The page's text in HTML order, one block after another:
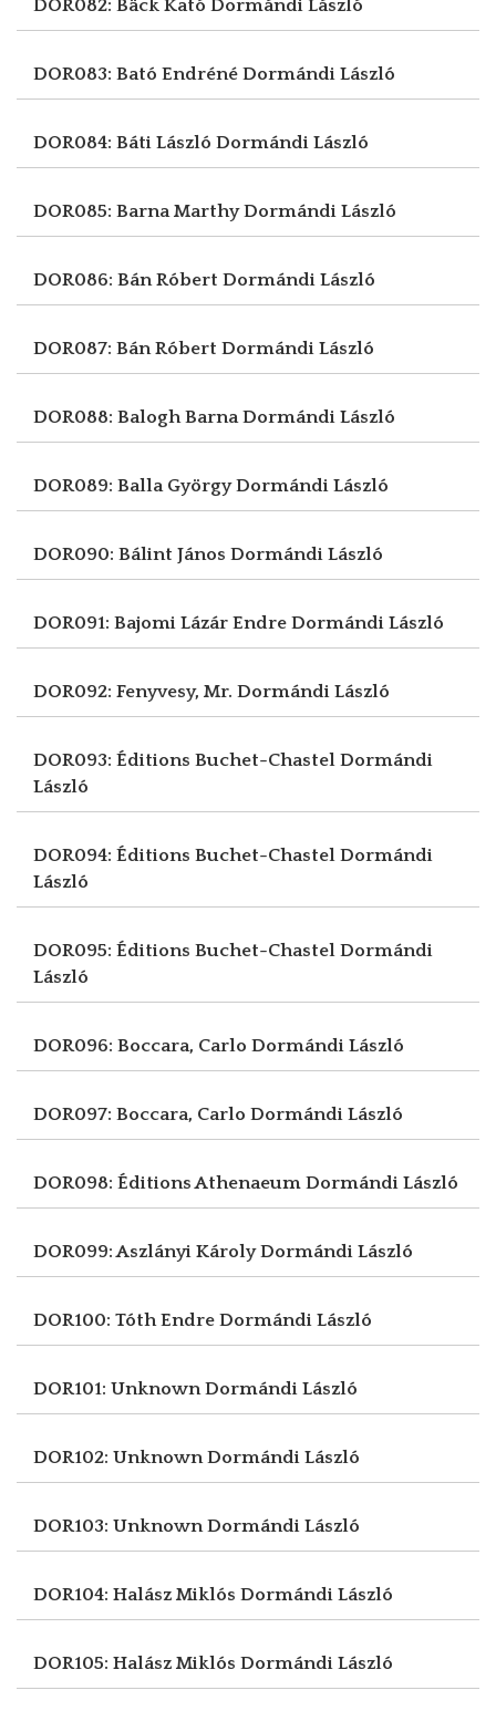
DOR082: Bäck Kató Dormándi László
DOR083: Bató Endréné Dormándi László
DOR084: Báti László Dormándi László
DOR085: Barna MarthyDormándi László
DOR086: Bán Róbert Dormándi László
DOR087: Bán Róbert Dormándi László
DOR088: Balogh BarnaDormándi László
DOR089: Balla GyörgyDormándi László
DOR090: Bálint János Dormándi László
DOR091: Bajomi Lázár Endre Dormándi László
DOR092: Fenyvesy, Mr. Dormándi László
DOR093: Éditions Buchet-Chastel Dormándi
László
DOR094: Éditions Buchet-Chastel Dormándi
László
DOR095: Éditions Buchet-Chastel Dormándi
László
DOR096: Boccara, Carlo Dormándi László
DOR097: Boccara, Carlo Dormándi László
DOR098: Éditions Athenaeum Dormándi László
DOR099: Aszlányi KárolyDormándi László
DOR100: Tóth Endre Dormándi László
DOR101: UnknownDormándi László
DOR102: UnknownDormándi László
DOR103: UnknownDormándi László
DOR104: Halász Miklós Dormándi László
DOR105: Halász Miklós Dormándi László